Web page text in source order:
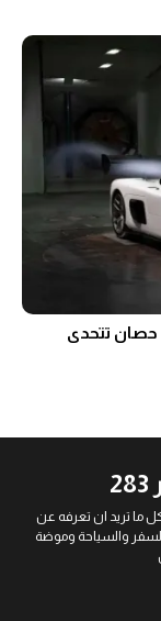
أداء السوبركار الخام: Peregryn GTR بـ 700 حصان تتحدى
ما تريد ان تعرفه عن
والسياحة وموضة